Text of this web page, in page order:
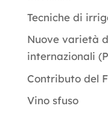
Tecniche di
Nuove varietà
internazionali
Contributo del
Vino sfuso